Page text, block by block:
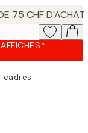
cadres